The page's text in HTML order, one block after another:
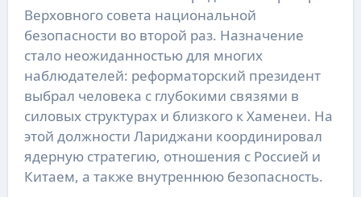
Верховного совета национальной
безопасности во второй раз. Назначение
стало неожиданностью для многих
наблюдателей: реформаторский президент
выбрал человека с глубокими связями в
силовых структурах и близкого к Хаменеи. На
этой должности Лариджани координировал
ядерную стратегию, отношения с Россией и
Китаем, а также внутреннюю безопасность.